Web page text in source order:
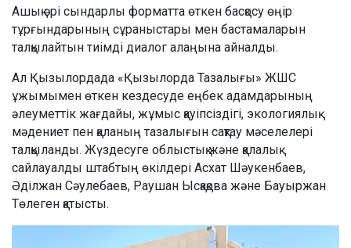
Ашық әрі сындарлы форматта өткен басқосу өңір
тұрғындарының сұраныстары мен бастамаларын
талқылайтын тиімді диалог алаңына айналды.
Ал Қызылордада «Қызылорда Тазалығы» ЖШС
ұжымымен өткен кездесуде еңбек адамдарының
әлеуметтік жағдайы, жұмыс қауіпсіздігі, экологиялық
мәдениет пен қаланың тазалығын сақтау мәселелері
талқыланды. Жүздесуге облыстық және қалалық
сайлауалды штабтың өкілдері Асхат Шәукенбаев,
Әділжан Сәулебаев, Раушан Ысқақова және Бауыржан
Төлеген қатысты.